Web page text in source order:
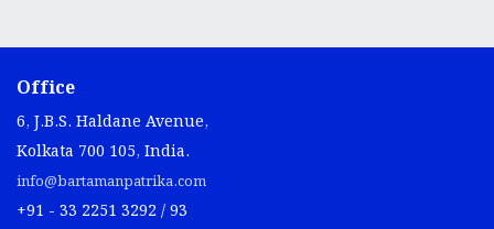
Office
6, J.B.S. Haldane Avenue,
Kolkata 700 105, India.
info@bartamanpatrika.com
+91 - 33 2251 3292 / 93